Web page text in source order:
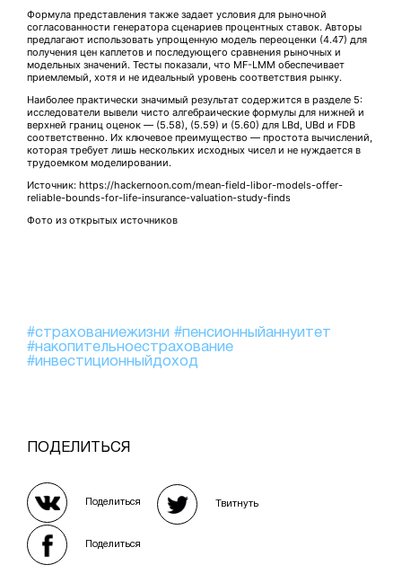
Формула представления также задает условия для рыночной
согласованности генератора сценариев процентных ставок. Авторы
предлагают использовать упрощенную модель переоценки (4.47) для
получения цен каплетов и последующего сравнения рыночных и
модельных значений. Тесты показали, что MF-LMM обеспечивает
приемлемый, хотя и не идеальный уровень соответствия рынку.
Наиболее практически значимый результат содержится в разделе 5:
исследователи вывели чисто алгебраические формулы для нижней и
верхней границ оценок — (5.58), (5.59) и (5.60) для LBd, UBd и FDB
соответственно. Их ключевое преимущество — простота вычислений,
которая требует лишь нескольких исходных чисел и не нуждается в
трудоемком моделировании.
Источник: https://hackernoon.com/mean-field-libor-models-offer-
reliable-bounds-for-life-insurance-valuation-study-finds
Фото из открытых источников
#страхованиежизни #пенсионныйаннуитет
#накопительноестрахование
#инвестиционныйдоход
ПОДЕЛИТЬСЯ
Поделиться Твитнуть
Поделиться